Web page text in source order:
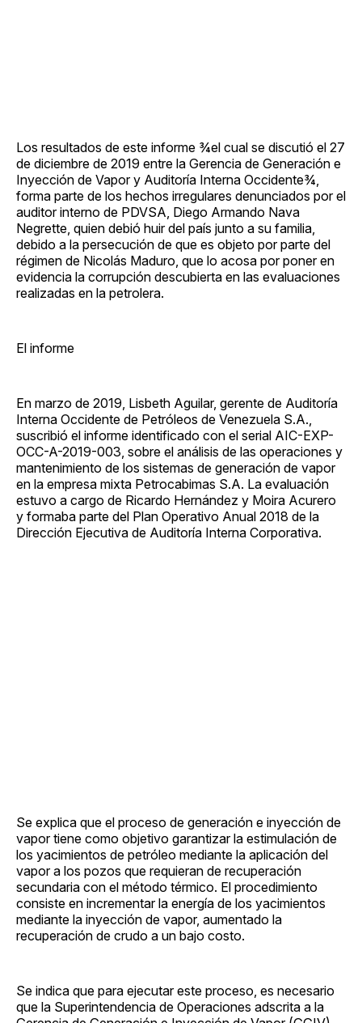
Los resultados de este informe ¾el cual se discutió el 27
de diciembre de 2019 entre la Gerencia de Generación e
Inyección de Vapor y Auditoría Interna Occidente¾,
forma parte de los hechos irregulares denunciados por el
auditor interno de PDVSA, Diego Armando Nava
Negrette, quien debió huir del país junto a su familia,
debido a la persecución de que es objeto por parte del
régimen de Nicolás Maduro, que lo acosa por poner en
evidencia la corrupción descubierta en las evaluaciones
realizadas en la petrolera.
El informe
En marzo de 2019, Lisbeth Aguilar, gerente de Auditoría
Interna Occidente de Petróleos de Venezuela S.A.,
suscribió el informe identificado con el serial AIC-EXP-
OCC-A-2019-003, sobre el análisis de las operaciones y
mantenimiento de los sistemas de generación de vapor
en la empresa mixta Petrocabimas S.A. La evaluación
estuvo a cargo de Ricardo Hernández y Moira Acurero
y formaba parte del Plan Operativo Anual 2018 de la
Dirección Ejecutiva de Auditoría Interna Corporativa.
Se explica que el proceso de generación e inyección de
vapor tiene como objetivo garantizar la estimulación de
los yacimientos de petróleo mediante la aplicación del
vapor a los pozos que requieran de recuperación
secundaria con el método térmico. El procedimiento
consiste en incrementar la energía de los yacimientos
mediante la inyección de vapor, aumentado la
recuperación de crudo a un bajo costo.
Se indica que para ejecutar este proceso, es necesario
que la Superintendencia de Operaciones adscrita a la